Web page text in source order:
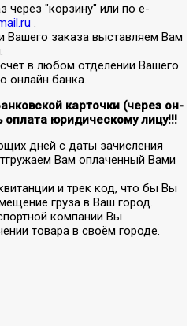
через "корзину" или по е-
.
Вашего заказа выставляем Вам
в любом отделении Вашего
онлайн банка.
карточки (через он-
юридическому лицу!!!
дней с даты зачисления
Вам оплаченный Вами
и трек код, что бы Вы
груза в Ваш город.
компании Вы
товара в своём городе.